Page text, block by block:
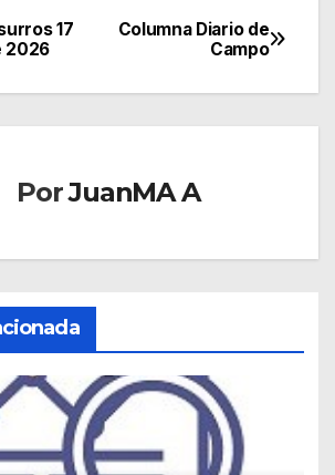
Columna Diario de
Campo
17
2026
PorJuanMA A